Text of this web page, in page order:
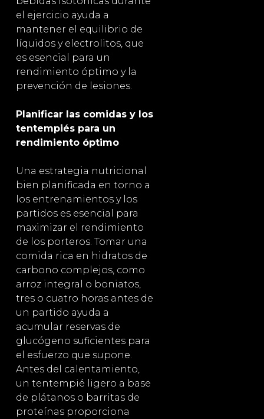
el ejercicio ayuda a
mantener el equilibrio de
líquidos y electrolitos, que
es esencial para un
rendimiento óptimo y la
prevención de lesiones.
Planificar las comidas y los
tentempiés para un
rendimiento óptimo
Una estrategia nutricional
bien planificada en torno a
los entrenamientos y los
partidos es esencial para
maximizar el rendimiento
de los porteros. Tomar una
comida rica en hidratos de
carbono complejos, como
arroz integral o boniatos,
tres o cuatro horas antes de
un partido ayuda a
acumular reservas de
glucógeno suficientes para
el esfuerzo que supone.
Antes del calentamiento,
un tentempié ligero a base
de plátanos o barritas de
proteínas proporciona